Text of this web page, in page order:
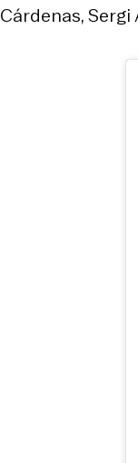
Cárdenas,